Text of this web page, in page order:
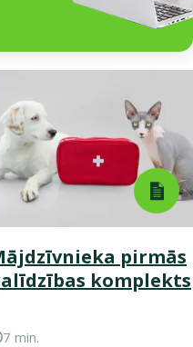
pirmās
komplekts
7 min.